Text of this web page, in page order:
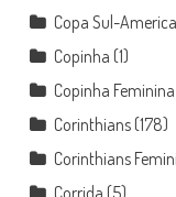
Copa Sul-
Copinha (1)
Copinha Feminina
Corinthians(178)
Corinthians
Corrida (5)